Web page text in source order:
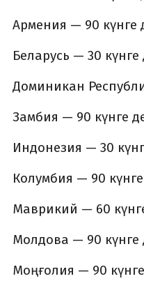
Армения — 90 күнге
Беларусь — 30 күнге
Доминикан
Замбия — 90 күнге
Индонезия — 30
Колумбия — 90 күнге
Маврикий — 60
Молдова — 90 күнге
Моңғолия — 90